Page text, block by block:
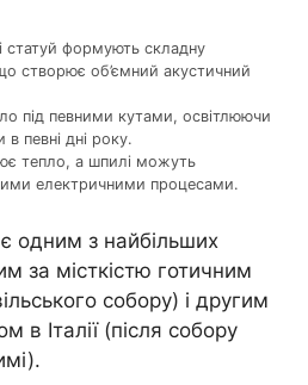
статуй формують складну
створює об’ємний акустичний
під певними кутами, освітлюючи
в певні дні року.
тепло, а шпилі можуть
електричними процесами.
є одним з найбільших
за місткістю готичним
собору) і другим
в Італії (після собору